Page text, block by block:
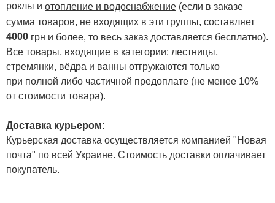
роклы и отопление и водоснабжение (если в заказе
сумма товаров, не входящих в эти группы, составляет
4000 грн и более, то весь заказ доставляется бесплатно).
Все товары, входящие в категории: лестницы,
стремянки, вёдра и ванны отгружаются только
при полной либо частичной предоплате (не менее 10%
от стоимости товара).
Доставка курьером:
Курьерская доставка осуществляется компанией "Новая
почта" по всей Украине. Стоимость доставки оплачивает
покупатель.